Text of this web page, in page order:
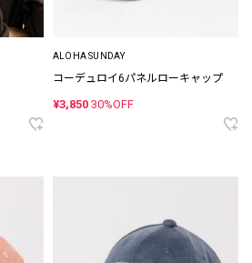
ALOHA SUNDAY
コーデュロイ6パネルローキャップ
¥3,850 30%OFF